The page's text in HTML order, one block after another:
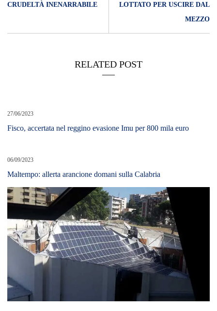
CRUDELTÀ INENARRABILE
LOTTATO PER USCIRE DAL
MEZZO
RELATED POST
27/06/2023
Fisco, accertata nel reggino evasione Imu per 800 mila euro
06/09/2023
Maltempo: allerta arancione domani sulla Calabria